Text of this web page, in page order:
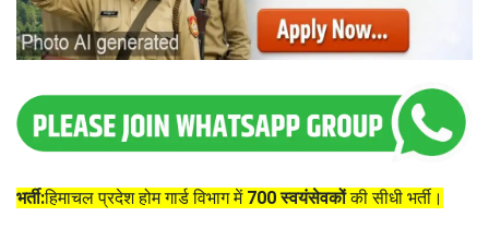
भर्ती:हिमाचल प्रदेश होम गार्ड विभाग में 700 स्वयंसेवकोंकी सीधी भर्ती।